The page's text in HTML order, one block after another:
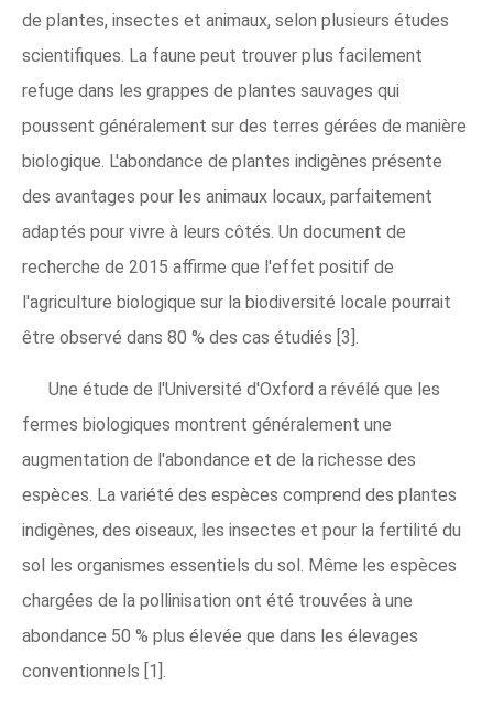
de plantes, insectes et animaux, selon plusieurs études
scientifiques. La faune peut trouver plus facilement
refuge dans les grappes de plantes sauvages qui
poussent généralement sur des terres gérées de manière
biologique. L'abondance de plantes indigènes présente
des avantages pour les animaux locaux, parfaitement
adaptés pour vivre à leurs côtés. Un document de
recherche de 2015 affirme que l'effet positif de
l'agriculture biologique sur la biodiversité locale pourrait
être observé dans 80 % des cas étudiés [3].
Une étude de l'Université d'Oxford a révélé que les
fermes biologiques montrent généralement une
augmentation de l'abondance et de la richesse des
espèces. La variété des espèces comprend des plantes
indigènes, des oiseaux, les insectes et pour la fertilité du
sol les organismes essentiels du sol. Même les espèces
chargées de la pollinisation ont été trouvées à une
abondance 50 % plus élevée que dans les élevages
conventionnels [1].